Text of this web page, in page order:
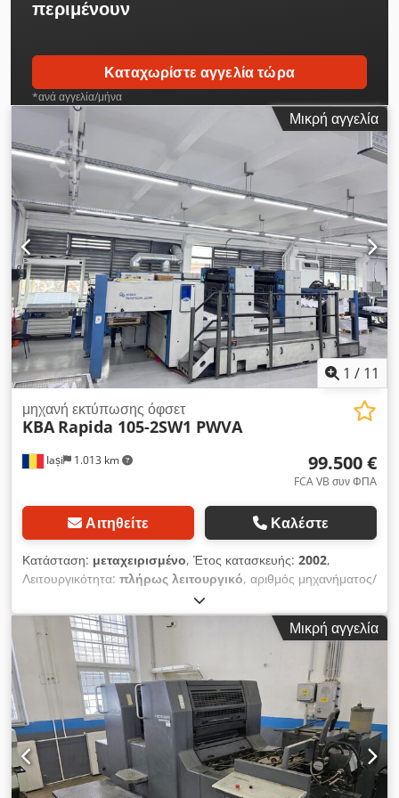
περιμένουν
Καταχωρίστε αγγελία τώρα
*ανά αγγελία/μήνα
Μικρή αγγελία
1 / 11
Iași 1.013 km
μηχανή εκτύπωσης όφσετ
KBA Rapida 105-2SW1 PWVA
99.500 €
FCA VB συν ΦΠΑ
Αιτηθείτε Καλέστε
Κατάσταση: μεταχειρισμένο, Έτος κατασκευής: 2002,
Λειτουργικότητα: πλήρως λειτουργικό, αριθμός μηχανήματος/
, κανάλια χρώματος:
χαρτιού:1.000 χιλ., μέγ. ύψος χαρτιού:700 χιλ., ένδειξη
μετρητή (μαύρο):345.000.000
, ένδειξη μετρητή (χρώμα):
345.000.000, είδος εισερχόμενου ρεύματος: τριφασικός,
Μηχανή οφσέτ KBA Rapida 105, εξοπλισμένη με σύστημα
διπλής όψης και ειδικά διαμορφωμένη για εκτύπωση σε λεπτό
χαρτί. Τιμή: 99.500 ευρώ, βάσει όρων παράδοσης FCA. Έτος
κατασκευής: 2002 Αριθμός εκτυπώσεων: 345 εκατομμύρια
Διαστάσεις φύλλου: 1000 × 700 χιλ. Αριθμός χρωμάτων: 2+0 ή
1+1 Dedoznuyxjpfx Afnock Σύστημα διπλής όψης: Ναι
Εξοπλισμός: Κατάλληλη για εκτύπωση σε λεπτό χαρτί.
Μικρή αγγελία